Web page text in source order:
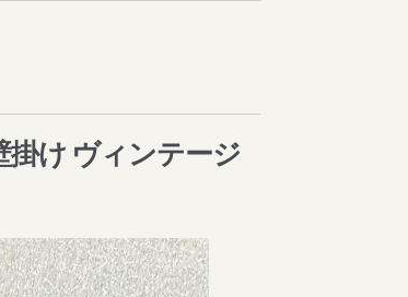
掛け ヴィンテージ